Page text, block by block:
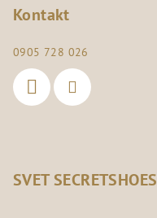
Kontakt
0905 728 026
SVET SECRETSHOES